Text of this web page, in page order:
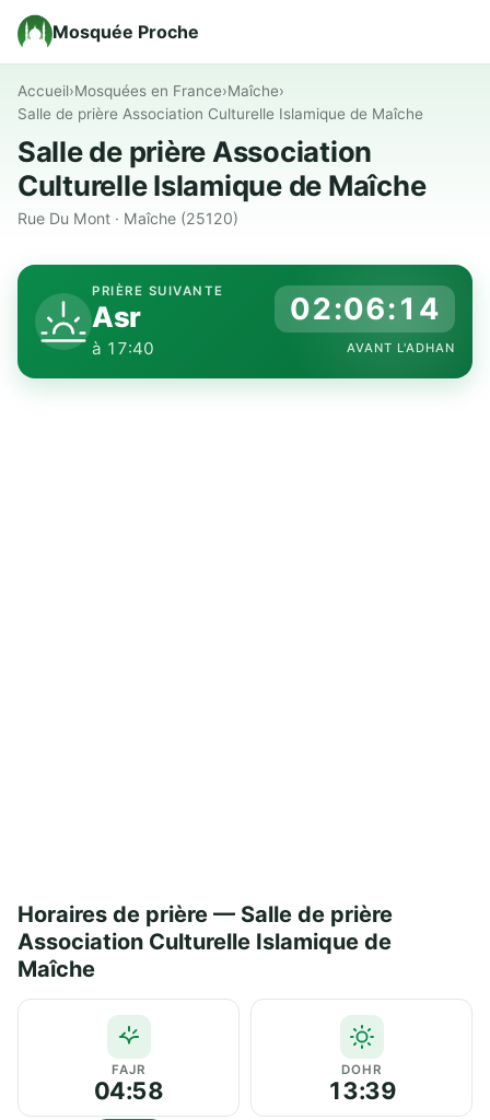
Mosquée Proche
Accueil›Mosquées en France›Maîche›
Salle de prière Association Culturelle Islamique de Maîche
Salle de prière Association
Culturelle Islamique de Maîche
Rue Du Mont · Maîche (25120)
PRIÈRE SUIVANTE
Asr
à 17:40
02:06:13
AVANT L'ADHAN
Horaires de prière — Salle de prière
Association Culturelle Islamique de
Maîche
FAJR
04:58
DOHR
13:39